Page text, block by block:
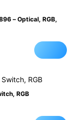
– Optical, RGB,
RGB